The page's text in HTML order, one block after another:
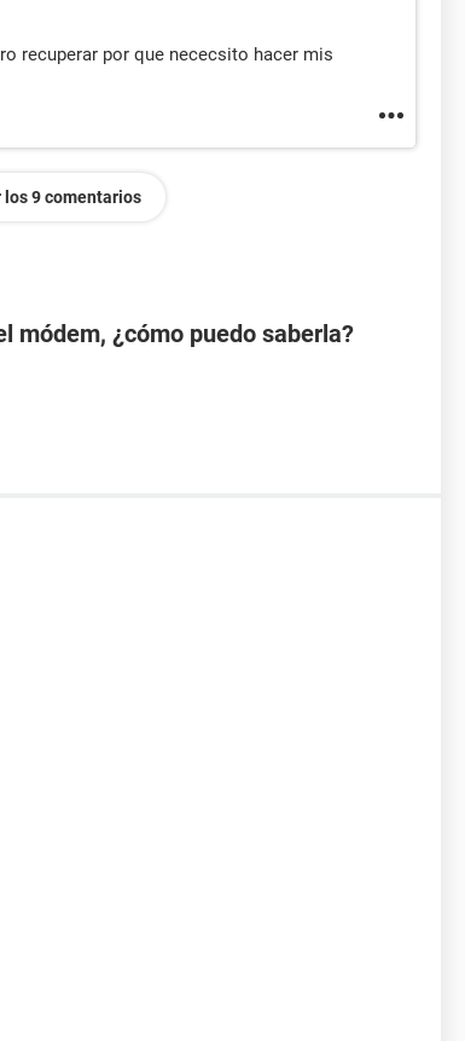
recuperar por que nececsito hacer mis
los 9 comentarios
módem, ¿cómo puedo saberla?